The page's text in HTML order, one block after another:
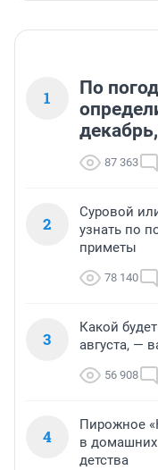
1
По
87 363
2
Суровой
узнать по
приметы
78 140
3
Какой
августа, —
56 908
4
Пирожное
в
детства